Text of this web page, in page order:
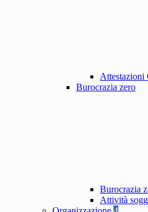
Attestazioni
Burocrazia zero
Burocrazia
Attività